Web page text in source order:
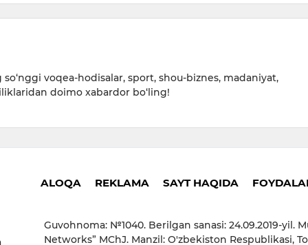
voqea-hodisalar, sport, shou-biznes, madaniyat,
doimo xabardor bo‘ling!
ALOQA REKLAMA SAYT HAQIDA
Guvohnoma: №1040. Berilgan sanasi: 24.09.2019-yil.
Networks” MChJ. Manzil: O'zbekiston Respublikasi,